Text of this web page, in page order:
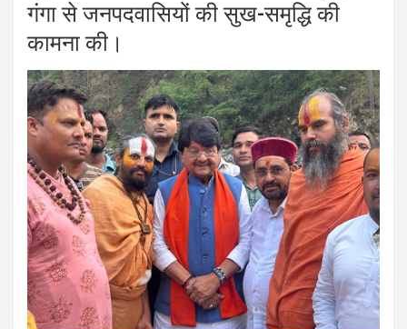
गंगा से जनपदवासियों की सुख-समृद्धि की
कामना की।